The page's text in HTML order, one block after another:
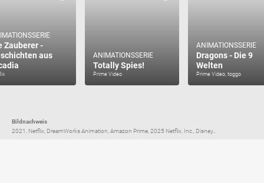
Zauberer -
aus
ANIMATIONSSERIE
Totally Spies!
Prime Video
ANIMATIONSSERIE
Dragons - Die 9
Welten
Prime Video, toggo
Bildnachweis
2021, Netflix, DreamWorks Animation, Amazon Prime, 2025 Netflix, Inc., Disney...